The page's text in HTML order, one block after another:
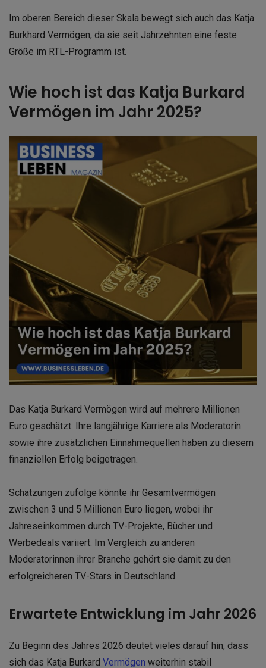
Im oberen Bereich dieser Skala bewegt sich auch das Katja
Burkhard Vermögen, da sie seit Jahrzehnten eine feste
Größe im RTL-Programm ist.
Wie hoch ist das Katja Burkard
Vermögen im Jahr 2025?
Das Katja Burkard Vermögen wird auf mehrere Millionen
Euro geschätzt. Ihre langjährige Karriere als Moderatorin
sowie ihre zusätzlichen Einnahmequellen haben zu diesem
finanziellen Erfolg beigetragen.
Schätzungen zufolge könnte ihr Gesamtvermögen
zwischen 3 und 5 Millionen Euro liegen, wobei ihr
Jahreseinkommen durch TV-Projekte, Bücher und
Werbedeals variiert. Im Vergleich zu anderen
Moderatorinnen ihrer Branche gehört sie damit zu den
erfolgreicheren TV-Stars in Deutschland.
Erwartete Entwicklung im Jahr 2026
Zu Beginn des Jahres 2026 deutet vieles darauf hin, dass
sich das Katja Burkard Vermögen weiterhin stabil